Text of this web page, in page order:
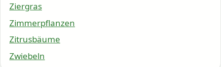
Ziergras
Zimmerpflanzen
Zitrusbäume
Zwiebeln